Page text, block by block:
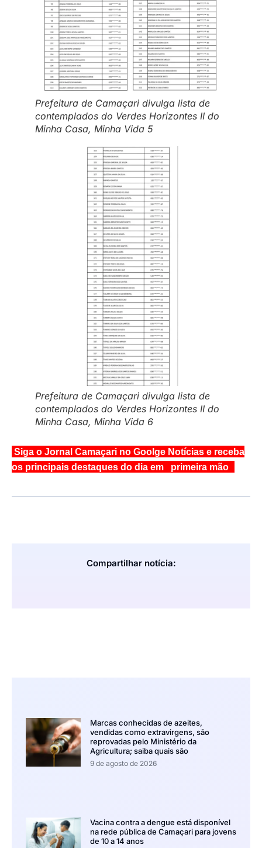
Prefeitura de Camaçari divulga lista de
contemplados do Verdes Horizontes II do
Minha Casa, Minha Vida 5
Prefeitura de Camaçari divulga lista de
contemplados do Verdes Horizontes II do
Minha Casa, Minha Vida 6
Siga o Jornal Camaçari no Goolge Notícias e receba
os principais destaques do dia em primeira mão
Compartilhar notícia:
Marcas conhecidas de azeites,
vendidas como extravirgens, são
reprovadas pelo Ministério da
Agricultura; saiba quais são
9 de agosto de 2026
Vacina contra a dengue está disponível
na rede pública de Camaçari para jovens
de 10 a 14 anos